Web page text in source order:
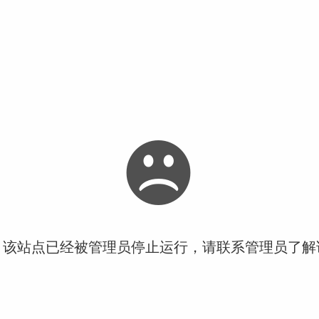
站点已经被管理员停止运行，请联系管理员了